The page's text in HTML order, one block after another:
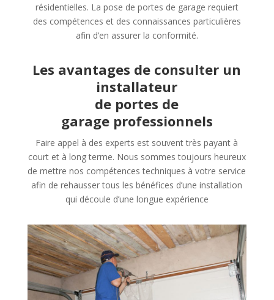
résidentielles. La pose de portes de garage requiert
des compétences et des connaissances particulières
afin d’en assurer la conformité.
Les avantages de consulter un
installateur
de portes de
garage professionnels
Faire appel à des experts est souvent très payant à
court et à long terme. Nous sommes toujours heureux
de mettre nos compétences techniques à votre service
afin de rehausser tous les bénéfices d’une installation
qui découle d’une longue expérience